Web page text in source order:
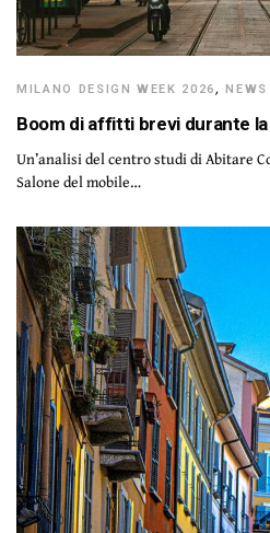
MILANO DESIGN WEEK 2026,NEWS
Boom di affitti brevi durante
Un’analisi del centro studi di Abitare
Salone del mobile…